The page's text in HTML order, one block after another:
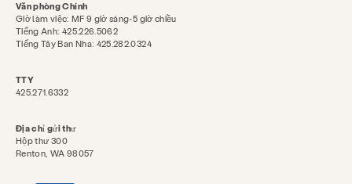
Việc làm Câu hỏi thường gặp
Văn phòng Chính
Giờ làm việc: MF 9 giờ sáng-5 giờ chiều
Tiếng Anh: 425.226.5062
Tiếng Tây Ban Nha: 425.282.0324
TTY
425.271.6332
Địa chỉ gửi thư
Hộp thư 300
Renton, WA 98057